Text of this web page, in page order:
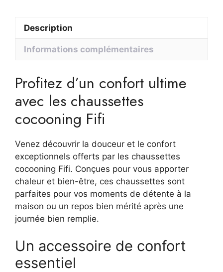
Description
Informations complémentaires
Profitez d’un confort ultime
avec les chaussettes
cocooning Fifi
Venez découvrir la douceur et le confort
exceptionnels offerts par les chaussettes
cocooning Fifi. Conçues pour vous apporter
chaleur et bien-être, ces chaussettes sont
parfaites pour vos moments de détente à la
maison ou un repos bien mérité après une
journée bien remplie.
Un accessoire de confort
essentiel